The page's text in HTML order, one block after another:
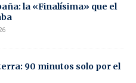
la «Finalísima» que el
90 minutos solo por el